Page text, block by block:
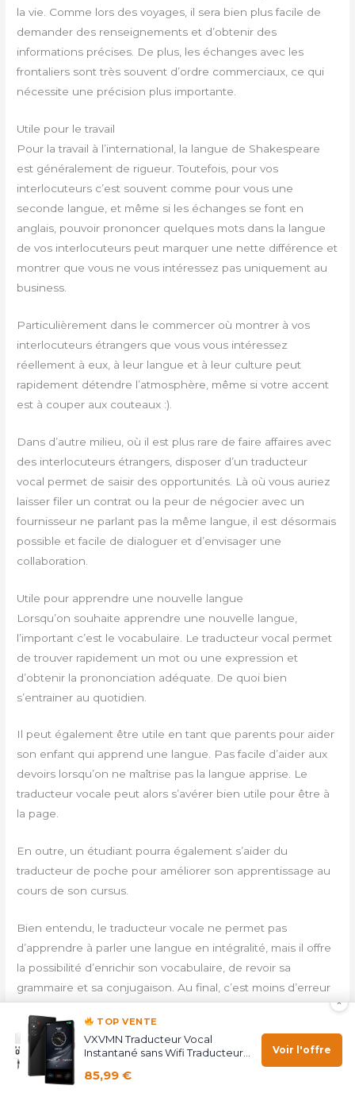
la vie. Comme lors des voyages, il sera bien plus facile de
demander des renseignements et d’obtenir des
informations précises. De plus, les échanges avec les
frontaliers sont très souvent d’ordre commerciaux, ce qui
nécessite une précision plus importante.
Utile pour le travail
Pour la travail à l’international, la langue de Shakespeare
est généralement de rigueur. Toutefois, pour vos
interlocuteurs c’est souvent comme pour vous une
seconde langue, et même si les échanges se font en
anglais, pouvoir prononcer quelques mots dans la langue
de vos interlocuteurs peut marquer une nette différence et
montrer que vous ne vous intéressez pas uniquement au
business.
Particulièrement dans le commercer où montrer à vos
interlocuteurs étrangers que vous vous intéressez
réellement à eux, à leur langue et à leur culture peut
rapidement détendre l’atmosphère, même si votre accent
est à couper aux couteaux :).
Dans d’autre milieu, où il est plus rare de faire affaires avec
des interlocuteurs étrangers, disposer d’un traducteur
vocal permet de saisir des opportunités. Là où vous auriez
laisser filer un contrat ou la peur de négocier avec un
fournisseur ne parlant pas la même langue, il est désormais
possible et facile de dialoguer et d’envisager une
collaboration.
Utile pour apprendre une nouvelle langue
Lorsqu’on souhaite apprendre une nouvelle langue,
l’important c’est le vocabulaire. Le traducteur vocal permet
de trouver rapidement un mot ou une expression et
d’obtenir la prononciation adéquate. De quoi bien
s’entrainer au quotidien.
Il peut également être utile en tant que parents pour aider
son enfant qui apprend une langue. Pas facile d’aider aux
devoirs lorsqu’on ne maîtrise pas la langue apprise. Le
traducteur vocale peut alors s’avérer bien utile pour être à
la page.
En outre, un étudiant pourra également s’aider du
traducteur de poche pour améliorer son apprentissage au
cours de son cursus.
Bien entendu, le traducteur vocale ne permet pas
d’apprendre à parler une langue en intégralité, mais il offre
la possibilité d’enrichir son vocabulaire, de revoir sa
grammaire et sa conjugaison. Au final, c’est moins d’erreur
rapide et efficace.
Le choix : comment choisir un traducteur vocal ?
Il existe une multitude de traducteur vocal et avant de
×
TOP VENTE
VXVMN Traducteur Vocal
Instantané sans Wifi Traducteur
85,99 €
Voir l'offre